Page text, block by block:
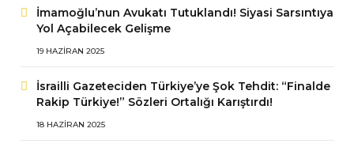
İmamoğlu’nun Avukatı Tutuklandı! Siyasi Sarsıntıya
Yol Açabilecek Gelişme
19 HAZIRAN 2025
İsrailli Gazeteciden Türkiye’ye Şok Tehdit: “Finalde
Rakip Türkiye!” Sözleri Ortalığı Karıştırdı!
18 HAZIRAN 2025